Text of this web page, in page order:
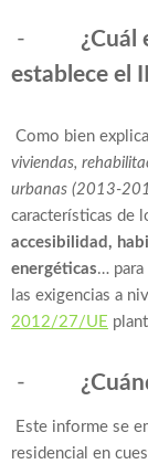
- ¿Cuál
establece el
Como bien
viviendas,
urbanas (2013-
características de
accesibilidad,
energéticas… para
las exigencias a
2012/27/UE
-
Este informe se
residencial en